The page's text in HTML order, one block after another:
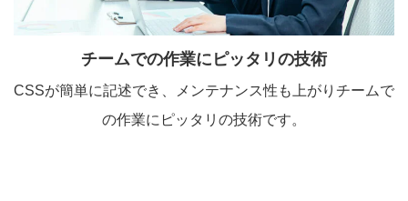
チームでの作業にピッタリの技術
CSSが簡単に記述でき、メンテナンス性も上がりチームで
の作業にピッタリの技術です。